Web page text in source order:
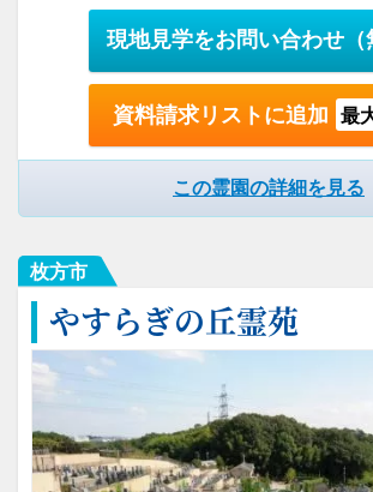
現地見学をお問い合わせ
資料請求リストに追加 最
この霊園の詳細を見る
枚方市
やすらぎの丘霊苑